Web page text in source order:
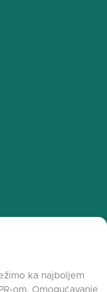
ka najboljem
om. Omogućavanje